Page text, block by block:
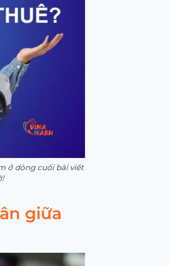
ở dòng cuối bài viết
giữa